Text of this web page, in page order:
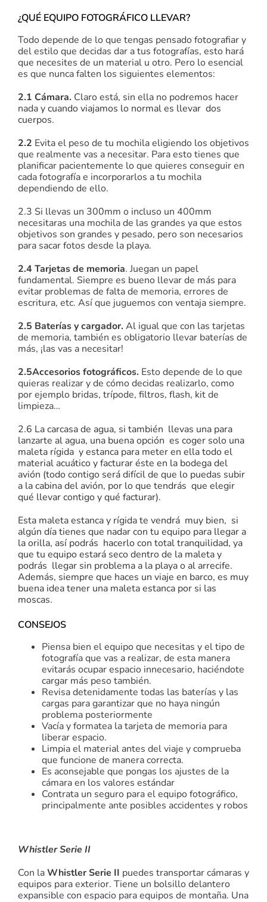
¿QUÉ EQUIPO FOTOGRÁFICO LLEVAR?
Todo depende de lo que tengas pensado fotografiar y
del estilo que decidas dar a tus fotografías, esto hará
que necesites de un material u otro. Pero lo esencial
es que nunca falten los siguientes elementos:
2.1 Cámara. Claro está, sin ella no podremos hacer
naday cuando viajamos lo normal es llevar dos
cuerpos.
2.2 Evita el peso de tu mochila eligiendo los objetivos
que realmente vas a necesitar. Para esto tienes que
planificar pacientemente lo que quieres conseguir en
cada fotografía e incorporarlos a tu mochila
dependiendo de ello.
2.3 Si llevas un 300mm o incluso un 400mm
necesitaras una mochila de las grandes ya que estos
objetivos son grandes y pesado, pero son necesarios
para sacar fotos desde la playa.
2.4 Tarjetas de memoria. Juegan un papel
fundamental. Siempre es bueno llevar de más para
evitar problemas de falta de memoria, errores de
escritura, etc. Así que juguemos con ventaja siempre.
2.5 Baterías y cargador. Al igual que con las tarjetas
de memoria, también es obligatorio llevar baterías de
más, ¡las vas a necesitar!
2.5Accesorios fotográficos. Esto depende de lo que
quieras realizar y de cómo decidas realizarlo, como
por ejemplo bridas, trípode, filtros, flash, kit de
limpieza…
2.6 La carcasa de agua, si también llevas una para
lanzarte al agua, una buena opción es coger solo una
maleta rígida y estanca para meter en ella todo el
material acuático y facturar éste en la bodega del
avión (todo contigo será difícil de que lo puedas subir
a la cabina del avión, por lo que tendrás que elegir
qué llevar contigo y qué facturar).
Esta maleta estanca y rígida te vendrá muy bien, si
algún día tienes que nadar con tu equipo para llegar a
la orilla, así podrás hacerlo con total tranquilidad, ya
que tu equipo estará seco dentro de la maleta y
podrás llegar sin problema a la playa o al arrecife.
Además, siempre que haces un viaje en barco, es muy
buena idea tener una maleta estanca por si las
moscas.
CONSEJOS
Piensa bien el equipo que necesitas y el tipo de
fotografía que vas a realizar, de esta manera
evitarás ocupar espacio innecesario, haciéndote
cargar más peso también.
Revisa detenidamente todas las baterías y las
cargas para garantizar que no haya ningún
problema posteriormente
Vacía y formatea la tarjeta de memoria para
liberar espacio.
Limpia el material antes del viaje y comprueba
que funcione de manera correcta.
Es aconsejable que pongas los ajustes de la
cámara en los valores estándar
Contrata un seguro para el equipo fotográfico,
principalmente ante posibles accidentes y robos
Whistler Serie II
Con laWhistler Serie II puedes transportar cámaras y
equipos para exterior. Tiene un bolsillo delantero
expansible con espacio para equipos de montaña. Una